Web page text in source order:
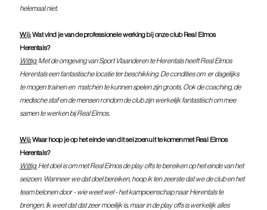
helemaal niet.
Wij: Wat vind je van de professionele werking bij onze club Real Elmos
Herentals?
Wittig: Met de omgeving van Sport Vlaanderen te Herentals heeft Real Elmos
Herentals een fantastische locatie ter beschikking. De condities om  er dagelijks
te mogen trainen en  matchen te kunnen spelen zijn groots. Ook de coaching, de
medische staf en de mensen rondom de club zijn werkelijk fantastisch om mee
samen te werken bij Real Elmos.
Wij: Waar hoop je op het einde van dit seizoen uit te komen met Real Elmos
Herentals?
Wittig: Het doel is om met Real Elmos de play offs te bereiken op het einde van het
seizoen. Wanneer we dat doel bereiken, hoop ik ten zeerste dat we de club en het
team belonen door - wie weet wel - het kampioenschap naar Herentals te
brengen. Ik weet dat dat zeer moeilijk is, maar in de play offs is werkelijk alles